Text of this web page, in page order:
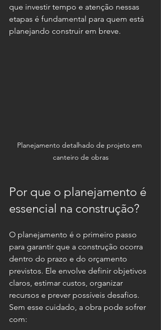
que investir tempo e atenção nessas
etapas é fundamental para quem está
planejando construir em breve.
Planejamento detalhado de projeto em
canteiro de obras
Por que o planejamento é
essencial na construção?
O planejamento é o primeiro passo
para garantir que a construção ocorra
dentro do prazo e do orçamento
previstos. Ele envolve definir objetivos
claros, estimar custos, organizar
recursos e prever possíveis desafios.
Sem esse cuidado, a obra pode sofrer
com: